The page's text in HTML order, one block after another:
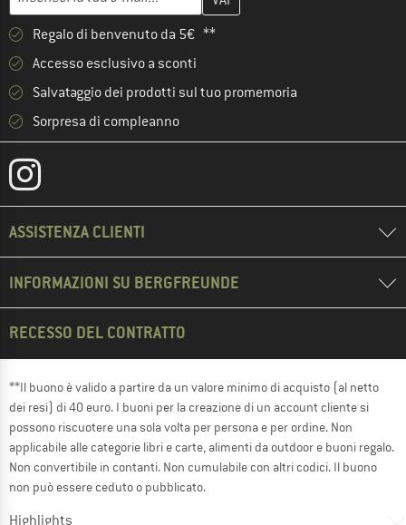
Regalo di benvenuto da 5€ **
Accesso esclusivo a sconti
Salvataggio dei prodotti sul tuo promemoria
Sorpresa di compleanno
ASSISTENZA CLIENTI
INFORMAZIONI SU BERGFREUNDE
RECESSO DEL CONTRATTO
**Il buono è valido a partire da un valore minimo di acquisto (al netto
dei resi) di 40 euro. I buoni per la creazione di un account cliente si
possono riscuotere una sola volta per persona e per ordine. Non
applicabile alle categorie libri e carte, alimenti da outdoor e buoni regalo.
Non convertibile in contanti. Non cumulabile con altri codici. Il buono
non può essere ceduto o pubblicato.
Highlights